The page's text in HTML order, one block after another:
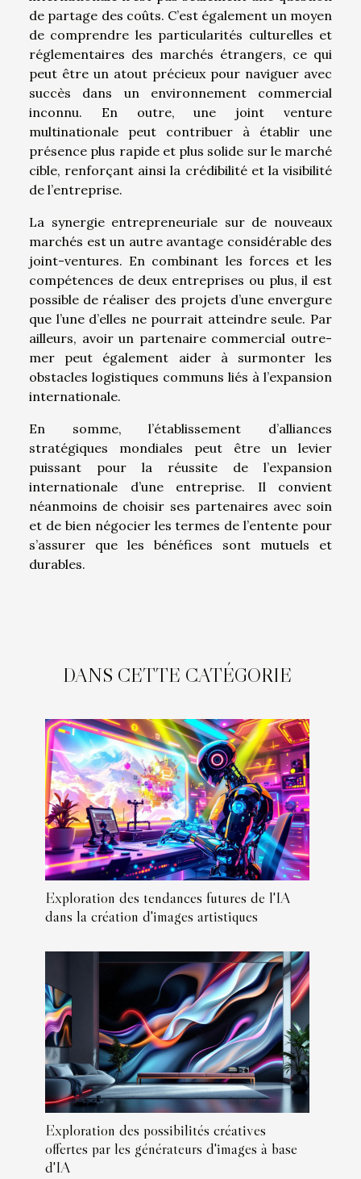
de partage des coûts. C’est également un moyen
de comprendre les particularités culturelles et
réglementaires des marchés étrangers, ce qui
peut être un atout précieux pour naviguer avec
succès dans un environnement commercial
inconnu. En outre, une joint venture
multinationale peut contribuer à établir une
présence plus rapide et plus solide sur le marché
cible, renforçant ainsi la crédibilité et la visibilité
de l’entreprise.
La synergie entrepreneuriale sur de nouveaux
marchés est un autre avantage considérable des
joint-ventures. En combinant les forces et les
compétences de deux entreprises ou plus, il est
possible de réaliser des projets d’une envergure
que l’une d’elles ne pourrait atteindre seule. Par
ailleurs, avoir un partenaire commercial outre-
mer peut également aider à surmonter les
obstacles logistiques communs liés à l’expansion
internationale.
En somme, l’établissement d’alliances
stratégiques mondiales peut être un levier
puissant pour la réussite de l’expansion
internationale d’une entreprise. Il convient
néanmoins de choisir ses partenaires avec soin
et de bien négocier les termes de l’entente pour
s’assurer que les bénéfices sont mutuels et
durables.
DANS CETTE CATÉGORIE
Exploration des tendances futures de l'IA
dans la création d'images artistiques
Exploration des possibilités créatives
offertes par les générateurs d'images à base
d'IA